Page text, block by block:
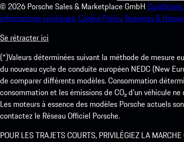
© 2026 Porsche Sales & Marketplace GmbH Conditions
informations juridiques.Cookie Policy. Business &
Se rétracter ici
(*)Valeurs déterminées suivant la méthode de
du nouveau cycle de conduite européen NEDC (New
de comparer différents modèles. Consommation
consommation et les émissions de CO₂ d’un véhicule
Les moteurs à essence des modèles Porsche actuels
contactez le Réseau Officiel Porsche.
POUR LES TRAJETS COURTS, PRIVILÉGIEZ LA